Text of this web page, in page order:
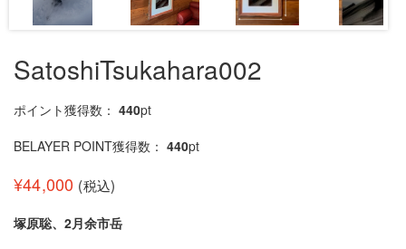
SatoshiTsukahara002
ポイント獲得数： 440pt
BELAYER POINT獲得数： 440pt
¥44,000 (税込)
塚原聡、2月余市岳